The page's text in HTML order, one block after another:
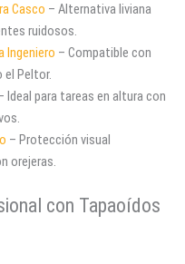
Casco – Alternativa liviana
ruidosos.
Ingeniero – Compatible con
el Peltor.
Ideal para tareas en altura con
– Protección visual
orejeras.
con Tapaoídos